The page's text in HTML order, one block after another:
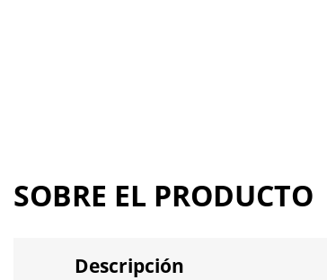
SOBRE EL PRODUCTO
Descripción